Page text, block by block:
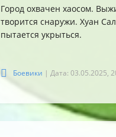
Город охвачен хаосом.
творится снаружи. Хуан
пытается укрыться.
Боевики | Дата: 03.05.2025,